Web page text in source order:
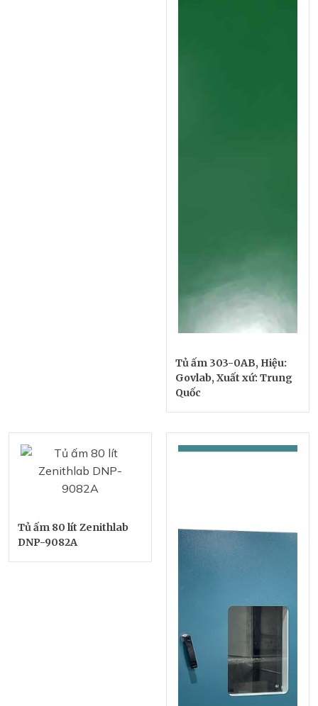
Tủ ấm 303-0AB, Hiệu:
Govlab, Xuất xứ: Trung
Quốc
Tủ ấm 80 lít Zenithlab
DNP-9082A